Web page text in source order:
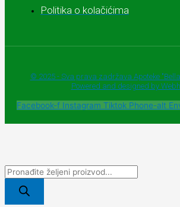
Politika o kolačićima
© 2025 - Sva prava zadržava Apoteke
Powered and designed by
Facebook-f Instagram Tiktok Phone-alt